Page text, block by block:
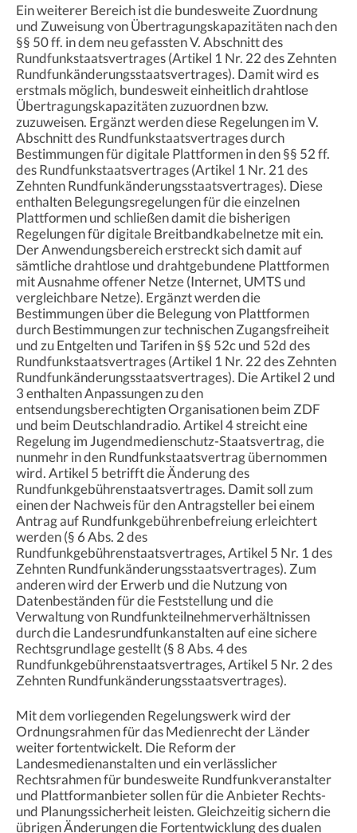
Ein weiterer Bereich ist die bundesweite Zuordnung
und Zuweisung von Übertragungskapazitäten nach den
§§ 50 ff. in dem neu gefassten V. Abschnitt des
Rundfunkstaatsvertrages (Artikel 1 Nr. 22 des Zehnten
Rundfunkänderungsstaatsvertrages). Damit wird es
erstmals möglich, bundesweit einheitlich drahtlose
Übertragungskapazitäten zuzuordnen bzw.
zuzuweisen. Ergänzt werden diese Regelungen im V.
Abschnitt des Rundfunkstaatsvertrages durch
Bestimmungen für digitale Plattformen in den §§ 52 ff.
des Rundfunkstaatsvertrages (Artikel 1 Nr. 21 des
Zehnten Rundfunkänderungsstaatsvertrages). Diese
enthalten Belegungsregelungen für die einzelnen
Plattformen und schließen damit die bisherigen
Regelungen für digitale Breitbandkabelnetze mit ein.
Der Anwendungsbereich erstreckt sich damit auf
sämtliche drahtlose und drahtgebundene Plattformen
mit Ausnahme offener Netze (Internet, UMTS und
vergleichbare Netze). Ergänzt werden die
Bestimmungen über die Belegung von Plattformen
durch Bestimmungen zur technischen Zugangsfreiheit
und zu Entgelten und Tarifen in §§ 52c und 52d des
Rundfunkstaatsvertrages (Artikel 1 Nr. 22 des Zehnten
Rundfunkänderungsstaatsvertrages). Die Artikel 2 und
3 enthalten Anpassungen zu den
entsendungsberechtigten Organisationen beim ZDF
und beim Deutschlandradio. Artikel 4 streicht eine
Regelung im Jugendmedienschutz-Staatsvertrag, die
nunmehr in den Rundfunkstaatsvertrag übernommen
wird. Artikel 5 betrifft die Änderung des
Rundfunkgebührenstaatsvertrages. Damit soll zum
einen der Nachweis für den Antragsteller bei einem
Antrag auf Rundfunkgebührenbefreiung erleichtert
werden (§ 6 Abs. 2 des
Rundfunkgebührenstaatsvertrages, Artikel 5 Nr. 1 des
Zehnten Rundfunkänderungsstaatsvertrages). Zum
anderen wird der Erwerb und die Nutzung von
Datenbeständen für die Feststellung und die
Verwaltung von Rundfunkteilnehmerverhältnissen
durch die Landesrundfunkanstalten auf eine sichere
Rechtsgrundlage gestellt (§ 8 Abs. 4 des
Rundfunkgebührenstaatsvertrages, Artikel 5 Nr. 2 des
Zehnten Rundfunkänderungsstaatsvertrages).
Mit dem vorliegenden Regelungswerk wird der
Ordnungsrahmen für das Medienrecht der Länder
weiter fortentwickelt. Die Reform der
Landesmedienanstalten und ein verlässlicher
Rechtsrahmen für bundesweite Rundfunkveranstalter
und Plattformanbieter sollen für die Anbieter Rechts-
und Planungssicherheit leisten. Gleichzeitig sichern die
übrigen Änderungen die Fortentwicklung des dualen